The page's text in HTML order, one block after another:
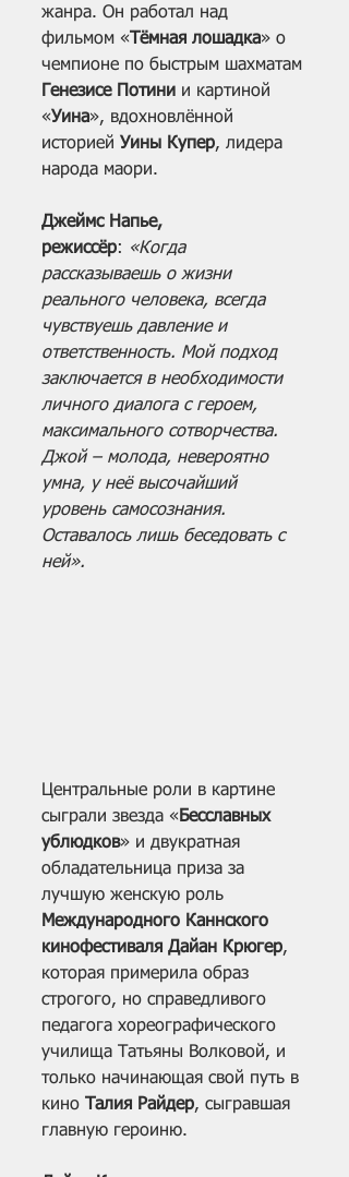
жанра. Он работал над
фильмом « Тёмная лошадка» о
чемпионе по быстрым шахматам
Генезисе Потини и картиной
«Уина», вдохновлённой
историей Уины Купер, лидера
народа маори.
Джеймс Напье,
режиссёр: «Когда
рассказываешь о жизни
реального человека, всегда
чувствуешь давление и
ответственность. Мой подход
заключается в необходимости
личного диалога с героем,
максимального сотворчества.
Джой – молода, невероятно
умна, у неё высочайший
уровень самосознания.
Оставалось лишь беседовать с
ней».
Центральные роли в картине
сыграли звезда «Бесславных
ублюдков» и двукратная
обладательница приза за
лучшую женскую роль
Международного Каннского
кинофестиваля Дайан Крюгер,
которая примерила образ
строгого, но справедливого
педагога хореографического
училища Татьяны Волковой, и
только начинающая свой путь в
кино Талия Райдер, сыгравшая
главную героиню.